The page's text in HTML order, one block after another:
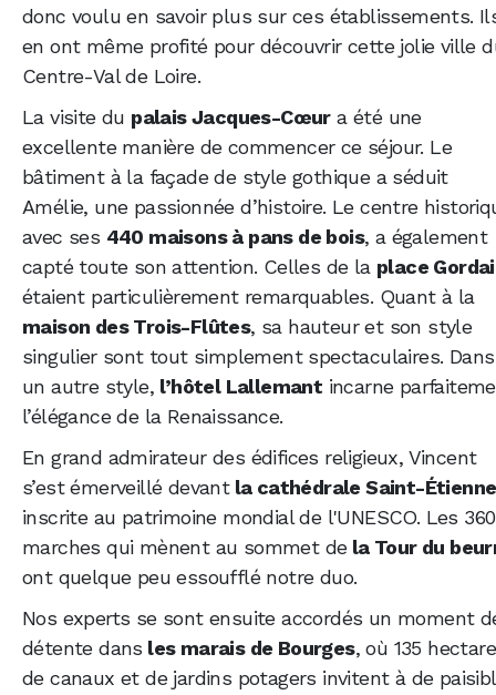
donc voulu en savoir plus sur ces établissements.
en ont même profité pour découvrir cette jolie ville
Centre-Val de Loire.
La visite du palais Jacques-Cœura été une
excellente manière de commencer ce séjour. Le
bâtiment à la façade de style gothique a séduit
Amélie, une passionnée d’histoire. Le centre
avec ses 440 maisons à pans de bois, a également
capté toute son attention. Celles de la place
étaient particulièrement remarquables. Quant à la
maison des Trois-Flûtes, sa hauteur et son style
singulier sont tout simplement spectaculaires. Dans
un autre style, l’hôtel Lallemant incarne
l’élégance de la Renaissance.
En grand admirateur des édifices religieux, Vincent
s’est émerveillé devantla cathédrale Saint-Étienne
inscrite au patrimoine mondial de l'UNESCO. Les 360
marches qui mènent au sommet de la Tour du
ont quelque peu essoufflé notre duo.
Nos experts se sont ensuite accordés un moment
détente dans les marais de Bourges, où 135
de canaux et de jardins potagers invitent à de